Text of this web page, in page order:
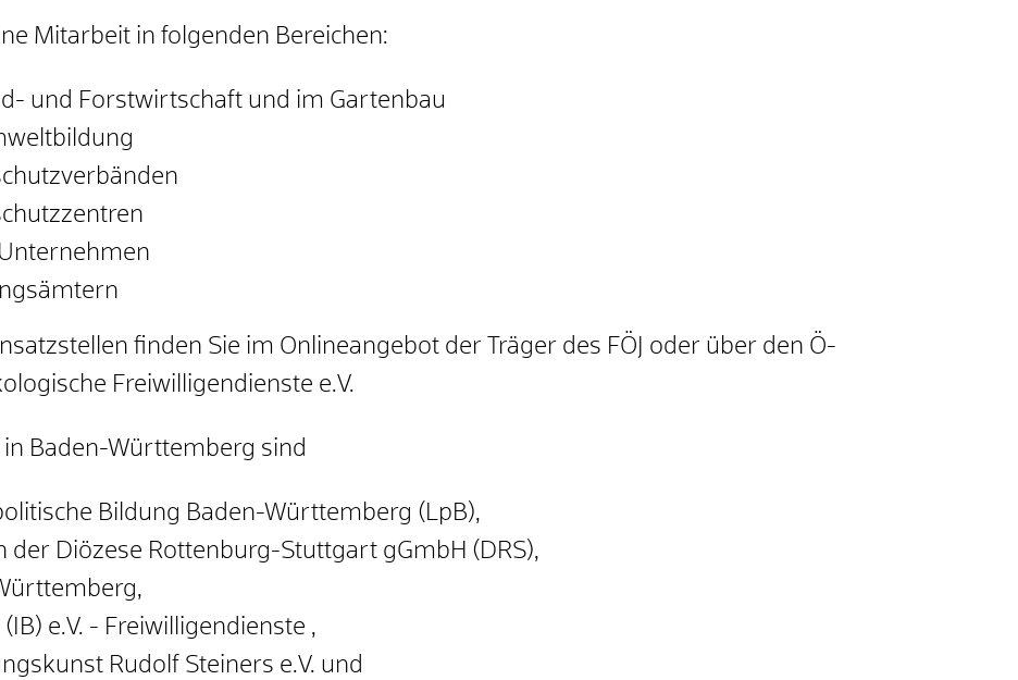
Mitarbeit in folgenden Bereichen:
und Forstwirtschaft und im Gartenbau
finden Sie im Onlineangebot der Träger des FÖJ oder über den Ö-
Freiwilligendienste e.V.
in Baden-Württemberg sind
Bildung Baden-Württemberg (LpB),
der Diözese Rottenburg-Stuttgart gGmbH (DRS),
e.V. - Freiwilligendienste ,
Rudolf Steiners e.V. und